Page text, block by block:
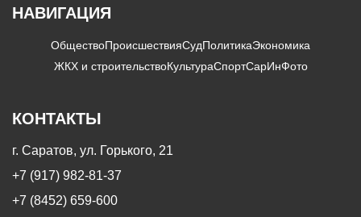
НАВИГАЦИЯ
ОбществоПроисшествияСудПолитикаЭкономика
ЖКХ и строительствоКультураСпортСарИнФото
КОНТАКТЫ
г. Саратов, ул. Горького, 21
+7 (917) 982-81-37
+7 (8452) 659-600